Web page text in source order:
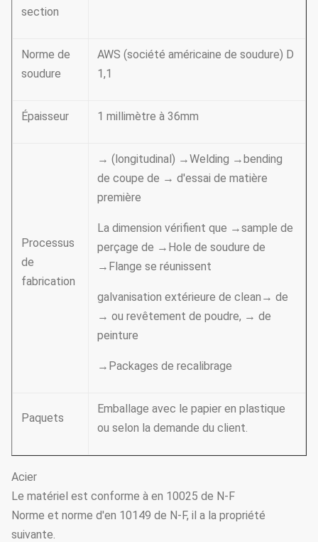
section
Norme de
soudure
AWS (société américaine de soudure) D
1,1
Épaisseur 1 millimètre à 36mm
Processus
de
fabrication
→ (longitudinal) →Welding →bending
de coupe de → d'essai de matière
première
La dimension vérifient que →sample de
perçage de →Hole de soudure de
→Flange se réunissent
galvanisation extérieure de clean→ de
→ ou revêtement de poudre, → de
peinture
→Packages de recalibrage
Paquets
Emballage avec le papier en plastique
ou selon la demande du client.
Acier
Le matériel est conforme à en 10025 de N-F
Norme et norme d'en 10149 de N-F, il a la propriété
suivante.